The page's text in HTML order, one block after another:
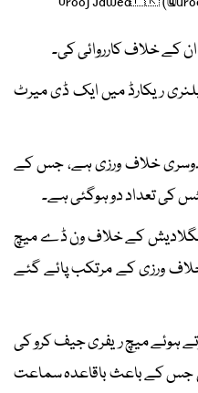
کے خلاف کارروائی کی۔
ریکارڈ میں ایک ڈی میرٹ
کی دوسری خلاف ورزی ہے، جس کے
کی تعداد دو ہوگئی ہے۔
کے خلاف ون ڈے میچ
ورزی کے مرتکب پائے گئے
ہوئے میچ ریفری جیف کرو کی
جس کے باعث باقاعدہ سماعت